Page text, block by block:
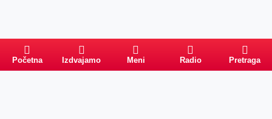
Početna Izdvajamo Meni Radio Pretraga